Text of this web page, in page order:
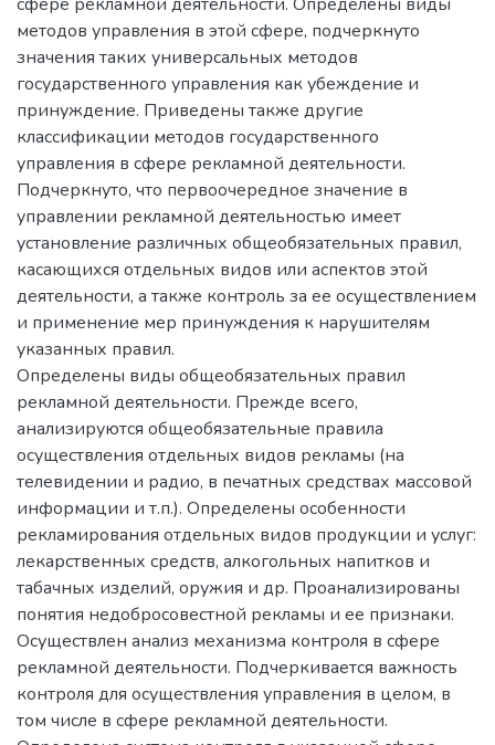
методов управления в этой сфере, подчеркнуто
значения таких универсальных методов
государственного управления как убеждение и
принуждение. Приведены также другие
классификации методов государственного
управления в сфере рекламной деятельности.
Подчеркнуто, что первоочередное значение в
управлении рекламной деятельностью имеет
установление различных общеобязательных правил,
касающихся отдельных видов или аспектов этой
деятельности, а также контроль за ее осуществлением
и применение мер принуждения к нарушителям
указанных правил.
Определены виды общеобязательных правил
рекламной деятельности. Прежде всего,
анализируются общеобязательные правила
осуществления отдельных видов рекламы (на
телевидении и радио, в печатных средствах массовой
информации и т.п.). Определены особенности
рекламирования отдельных видов продукции и услуг:
лекарственных средств, алкогольных напитков и
табачных изделий, оружия и др. Проанализированы
понятия недобросовестной рекламы и ее признаки.
Осуществлен анализ механизма контроля в сфере
рекламной деятельности. Подчеркивается важность
контроля для осуществления управления в целом, в
том числе в сфере рекламной деятельности.